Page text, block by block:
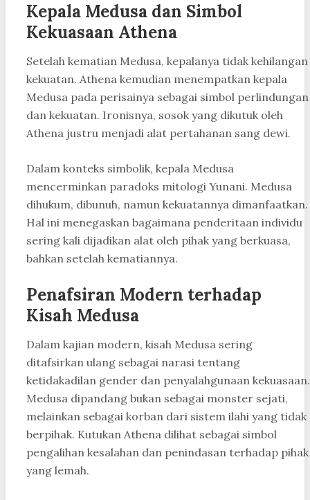
Kepala Medusa dan Simbol
Kekuasaan Athena
Setelah kematian Medusa, kepalanya tidak kehilangan
kekuatan. Athena kemudian menempatkan kepala
Medusa pada perisainya sebagai simbol perlindungan
dan kekuatan. Ironisnya, sosok yang dikutuk oleh
Athena justru menjadi alat pertahanan sang dewi.
Dalam konteks simbolik, kepala Medusa
mencerminkan paradoks mitologi Yunani. Medusa
dihukum, dibunuh, namun kekuatannya dimanfaatkan.
Hal ini menegaskan bagaimana penderitaan individu
sering kali dijadikan alat oleh pihak yang berkuasa,
bahkan setelah kematiannya.
Penafsiran Modern terhadap
Kisah Medusa
Dalam kajian modern, kisah Medusa sering
ditafsirkan ulang sebagai narasi tentang
ketidakadilan gender dan penyalahgunaan kekuasaan.
Medusa dipandang bukan sebagai monster sejati,
melainkan sebagai korban dari sistem ilahi yang tidak
berpihak. Kutukan Athena dilihat sebagai simbol
pengalihan kesalahan dan penindasan terhadap pihak
yang lemah.